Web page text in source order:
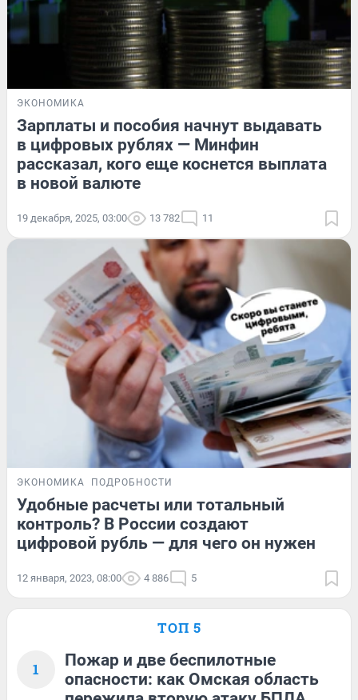
ЭКОНОМИКА
Зарплаты и пособия начнут выдавать
в цифровых рублях — Минфин
рассказал, кого еще коснется выплата
в новой валюте
19 декабря, 2025, 03:00 13 782 11
ЭКОНОМИКА ПОДРОБНОСТИ
Удобные расчеты или тотальный
контроль? В России создают
цифровой рубль — для чего он нужен
12 января, 2023, 08:00 4 886 5
ТОП 5
1
Пожар и две беспилотные
опасности: как Омская область